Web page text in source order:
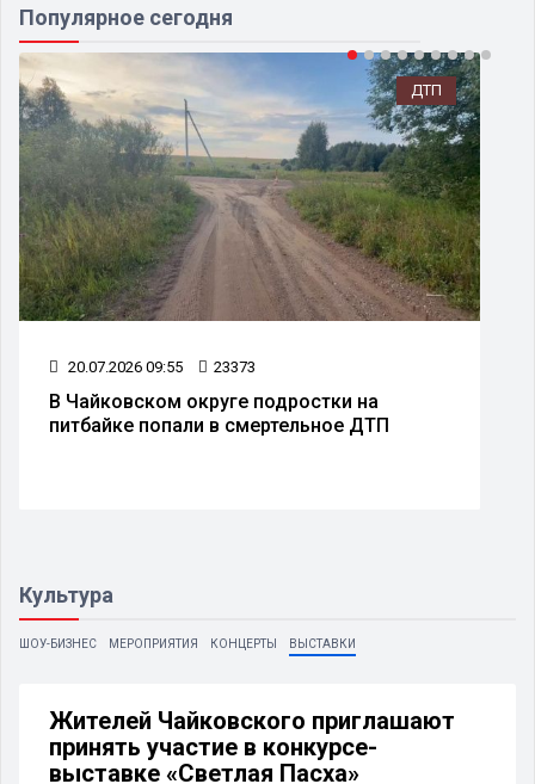
Популярное сегодня
ДТП
20.07.2026 09:55 23373
В Чайковском округе подростки на
питбайке попали в смертельное ДТП
Культура
ШОУ-БИЗНЕС МЕРОПРИЯТИЯ КОНЦЕРТЫ ВЫСТАВКИ
Жителей Чайковского приглашают
принять участие в конкурсе-
выставке «Светлая Пасха»